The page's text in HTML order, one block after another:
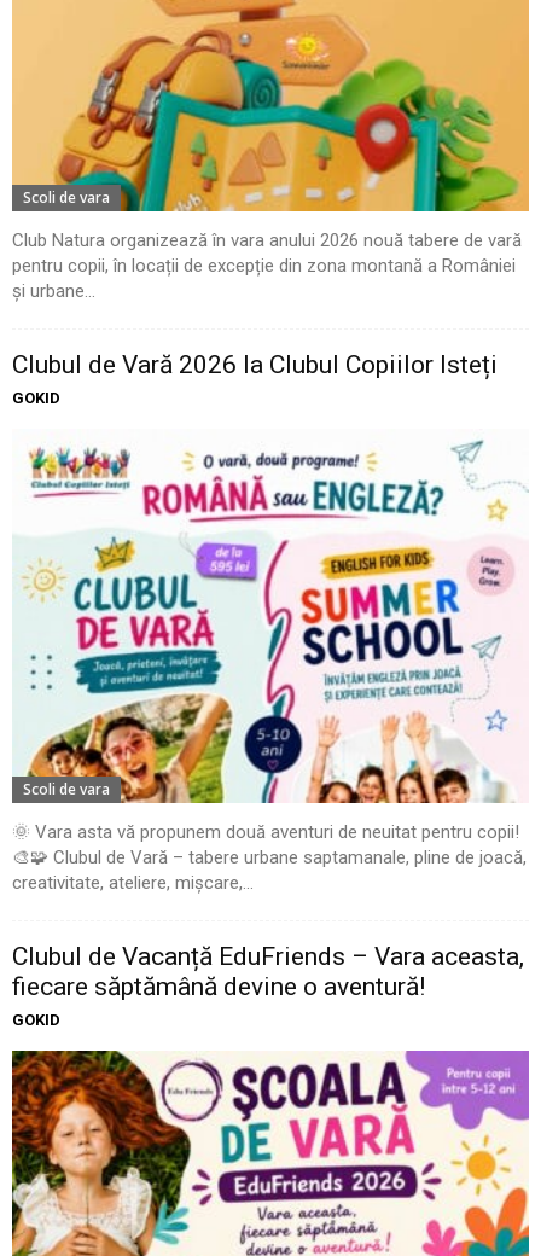
Scoli de vara
Club Natura organizează în vara anului 2026 nouă tabere de vară
pentru copii, în locații de excepție din zona montană a României
și urbane...
Clubul de Vară 2026 la Clubul Copiilor Isteți
GOKID
Scoli de vara
🌞 Vara asta vă propunem două aventuri de neuitat pentru copii!
🎨🧩 Clubul de Vară – tabere urbane saptamanale, pline de joacă,
creativitate, ateliere, mișcare,...
Clubul de Vacanță EduFriends – Vara aceasta,
fiecare săptămână devine o aventură!
GOKID